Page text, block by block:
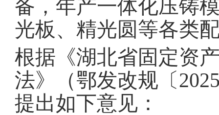
备，年产一体化压铸
光板、精光圆等各类
根据《湖北省固定资
法》（鄂发改规〔
提出如下意见：